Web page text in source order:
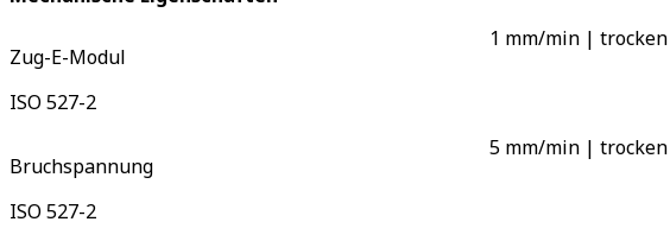
Zug-E-Modul
ISO 527-2
1 mm/min | trocken
Bruchspannung
ISO 527-2
5 mm/min | trocken